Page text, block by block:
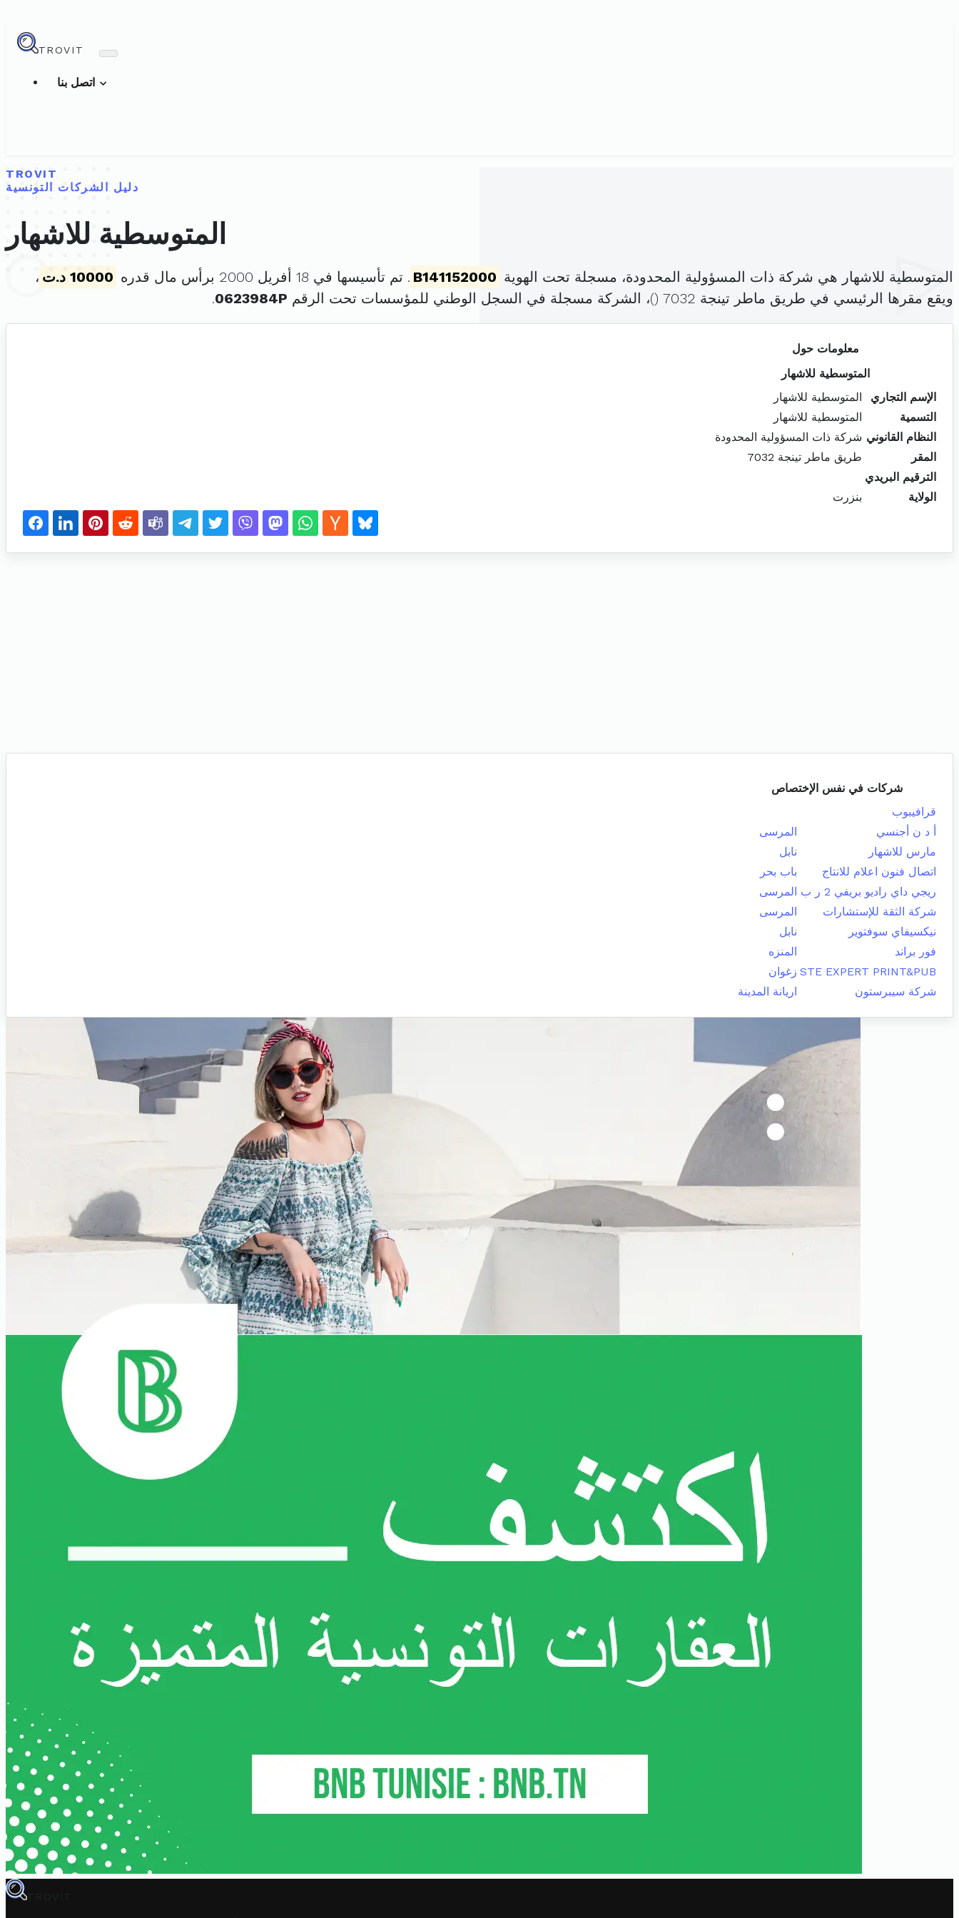
TROVIT
TROVIT
دليل الشركات التونسية
المتوسطية للاشهار
المتوسطية للاشهار هي شركة ذات المسؤولية المحدودة، مسجلة تحت الهوية B141152000 . تم تأسيسها في 18 أفريل 2000 برأس مال قدره 10000 د.ت
،
ويقع مقرها الرئيسي في طريق ماطر تينجة 7032 (
)، الشركة مسجلة في السجل الوطني للمؤسسات تحت الرقم 0623984P
.
معلومات حول
المتوسطية للاشهار
الإسم التجاري
المتوسطية للاشهار
التسمية
المتوسطية للاشهار
النظام القانوني شركة ذات المسؤولية المحدودة
المقر
طريق ماطر تينجة 7032
الترقيم البريدي
الولاية
بنزرت
شركات في نفس الإختصاص
قرافيبوب
أ د ن أجنسي
المرسى
مارس للاشهار
نابل
اتصال فنون اعلام للانتاج
باب بحر
ريجي داي راديو بريفي 2 ر ب
المرسى
شركة الثقة للإستشارات
المرسى
نيكسيفاي سوفتوير
نابل
فور براند
المنزه
STE EXPERT PRINT&PUB زغوان
شركة سيبرستون
اريانة المدينة
TROVIT